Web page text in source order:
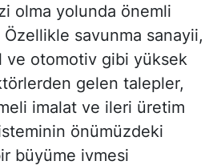
olma yolunda önemli
savunma sanayii,
ve otomotiv gibi yüksek
gelen talepler,
imalat ve ileri üretim
önümüzdeki
büyüme ivmesi